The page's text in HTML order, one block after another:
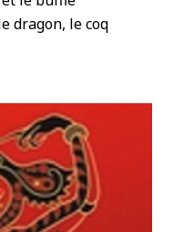
dragon, le coq